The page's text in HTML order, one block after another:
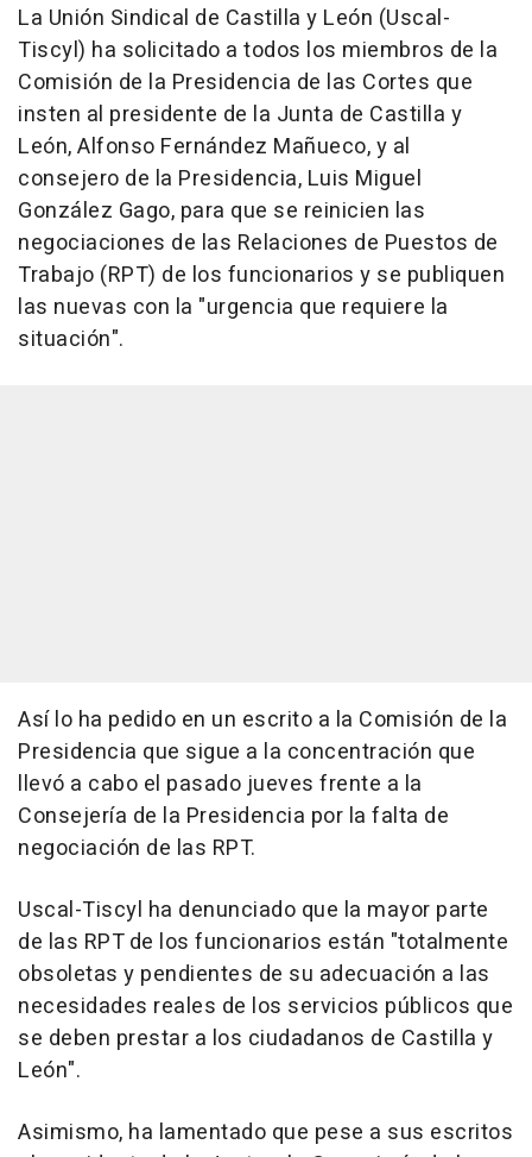
La Unión Sindical de Castilla y León (Uscal-
Tiscyl) ha solicitado a todos los miembros de la
Comisión de la Presidencia de las Cortes que
insten al presidente de la Junta de Castilla y
León, Alfonso Fernández Mañueco, y al
consejero de la Presidencia, Luis Miguel
González Gago, para que se reinicien las
negociaciones de las Relaciones de Puestos de
Trabajo (RPT) de los funcionarios y se publiquen
las nuevas con la "urgencia que requiere la
situación".
Así lo ha pedido en un escrito a la Comisión de la
Presidencia que sigue a la concentración que
llevó a cabo el pasado jueves frente a la
Consejería de la Presidencia por la falta de
negociación de las RPT.
Uscal-Tiscyl ha denunciado que la mayor parte
de las RPT de los funcionarios están "totalmente
obsoletas y pendientes de su adecuación a las
necesidades reales de los servicios públicos que
se deben prestar a los ciudadanos de Castilla y
León".
Asimismo, ha lamentado que pese a sus escritos